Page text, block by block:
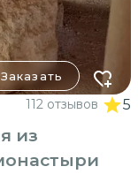
Заказать
112 отзывов 5
из